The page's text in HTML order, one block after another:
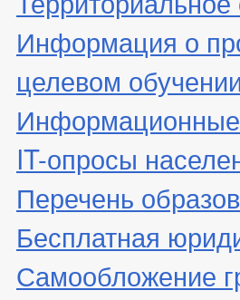
Информация о
целевом
Информационные
IT-опросы
Перечень
Бесплатная
Самообложение